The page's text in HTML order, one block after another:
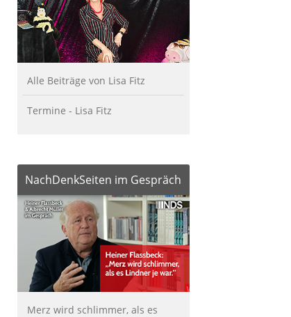
Alle Beiträge von Lisa Fitz
Termine - Lisa Fitz
NachDenkSeiten im Gespräch
Merz wird schlimmer, als es